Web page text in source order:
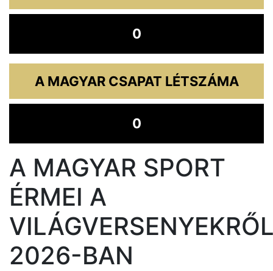
0
A MAGYAR CSAPAT LÉTSZÁMA
0
Previous
A MAGYAR SPORT
ÉRMEI A
2026-BAN